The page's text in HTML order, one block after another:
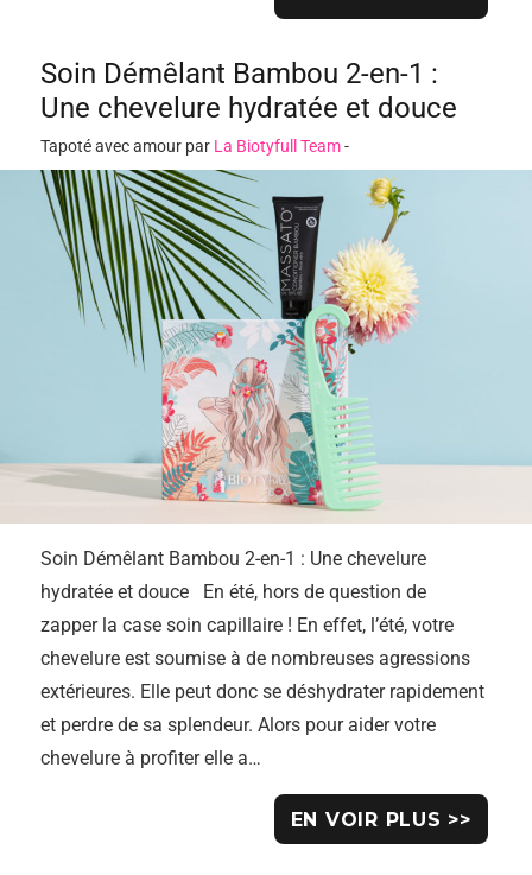
Soin Démêlant Bambou 2-en-1 :
Une chevelure hydratée et douce
Tapoté avec amour par La Biotyfull Team-
Soin Démêlant Bambou 2-en-1 : Une chevelure
hydratée et douce En été, hors de question de
zapper la case soin capillaire ! En effet, l’été, votre
chevelure est soumise à de nombreuses agressions
extérieures. Elle peut donc se déshydrater rapidement
et perdre de sa splendeur. Alors pour aider votre
chevelure à profiter elle a…
EN VOIR PLUS >>